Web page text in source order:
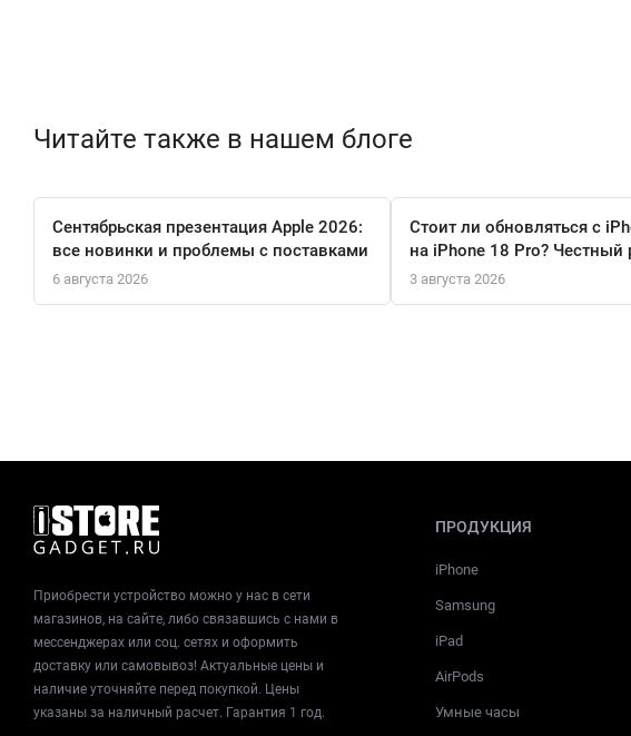
Читайте также в нашем блоге
Сентябрьская презентация Apple 2026:
все новинки и проблемы с поставками
6 августа 2026
Стоит ли обновляться с
на iPhone 18 Pro? Честный
3 августа 2026
Приобрести устройство можно у нас в сети
магазинов, на сайте, либо связавшись с нами в
мессенджерах или соц. сетях и оформить
доставку или самовывоз! Актуальные цены и
наличие уточняйте перед покупкой. Цены
указаны за наличный расчет. Гарантия 1 год.
ПРОДУКЦИЯ
iPhone
Samsung
iPad
AirPods
Умные часы